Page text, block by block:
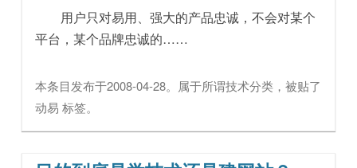
用户只对易用、强大的产品忠诚，不会对某个
平台，某个品牌忠诚的……
本条目发布于2008-04-28。属于所谓技术分类，被贴了
动易 标签。